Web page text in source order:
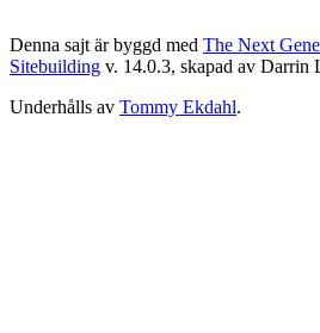
Denna sajt är byggd med The Next
Sitebuilding v. 14.0.3, skapad av Darrin
Underhålls av Tommy Ekdahl.